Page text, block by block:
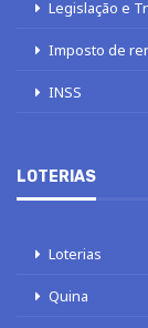
Legislação e
Imposto de
INSS
LOTERIAS
Loterias
Quina